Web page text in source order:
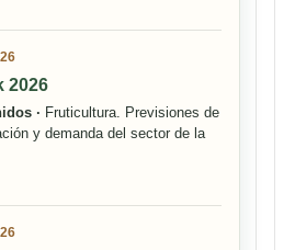
2026
· Fruticultura. Previsiones de
y demanda del sector de la